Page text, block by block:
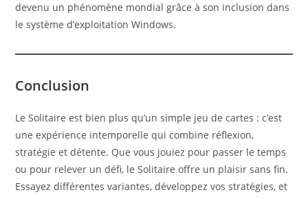
devenu un phénomène mondial grâce à son inclusion dans
le système d’exploitation Windows.
Conclusion
Le Solitaire est bien plus qu’un simple jeu de cartes : c’est
une expérience intemporelle qui combine réflexion,
stratégie et détente. Que vous jouiez pour passer le temps
ou pour relever un défi, le Solitaire offre un plaisir sans fin.
Essayez différentes variantes, développez vos stratégies, et